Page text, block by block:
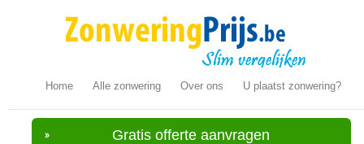
Home Alle zonwering Over ons U plaatst zonwering?
Gratis offerte aanvragen